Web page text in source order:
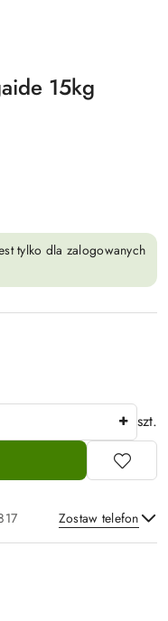
15kg
tylko dla zalogowanych
szt.
Zostaw telefon